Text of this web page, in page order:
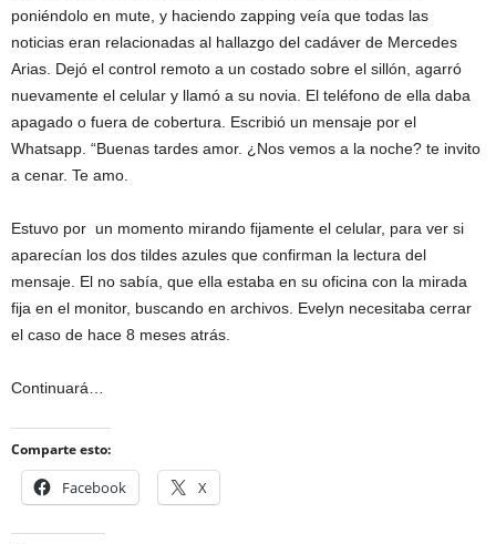
poniéndolo en mute, y haciendo zapping veía que todas las
noticias eran relacionadas al hallazgo del cadáver de Mercedes
Arias. Dejó el control remoto a un costado sobre el sillón, agarró
nuevamente el celular y llamó a su novia. El teléfono de ella daba
apagado o fuera de cobertura. Escribió un mensaje por el
Whatsapp. “Buenas tardes amor. ¿Nos vemos a la noche? te invito
a cenar. Te amo.
Estuvo por un momento mirando fijamente el celular, para ver si
aparecían los dos tildes azules que confirman la lectura del
mensaje. El no sabía, que ella estaba en su oficina con la mirada
fija en el monitor, buscando en archivos. Evelyn necesitaba cerrar
el caso de hace 8 meses atrás.
Continuará…
Comparte esto:
Facebook X